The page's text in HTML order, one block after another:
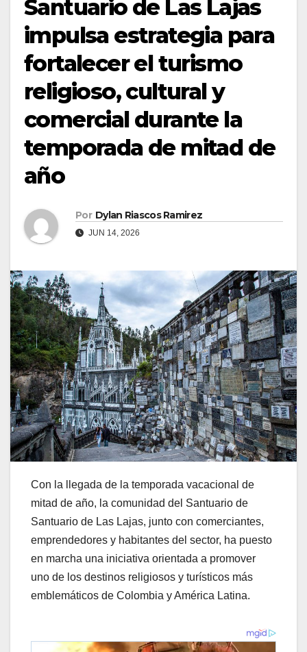
Santuario de Las Lajas
impulsa estrategia para
fortalecer el turismo
religioso, cultural y
comercial durante la
temporada de mitad de
año
Por Dylan Riascos Ramirez
JUN 14, 2026
Con la llegada de la temporada vacacional de
mitad de año, la comunidad del Santuario de
Santuario de Las Lajas, junto con comerciantes,
emprendedores y habitantes del sector, ha puesto
en marcha una iniciativa orientada a promover
uno de los destinos religiosos y turísticos más
emblemáticos de Colombia y América Latina.